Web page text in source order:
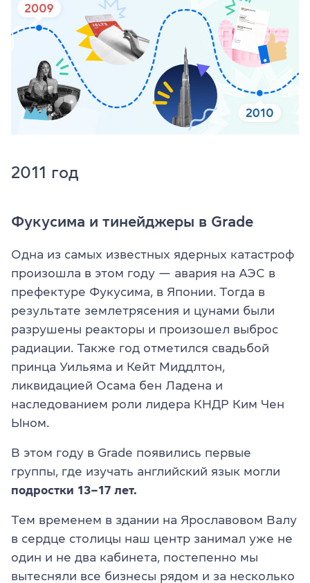
2011 год
Фукусима и тинейджеры в Grade
Одна из самых известных ядерных катастроф
произошла в этом году — авария на АЭС в
префектуре Фукусима, в Японии. Тогда в
результате землетрясения и цунами были
разрушены реакторы и произошел выброс
радиации. Также год отметился свадьбой
принца Уильяма и Кейт Миддлтон,
ликвидацией Осама бен Ладена и
наследованием роли лидера КНДР Ким Чен
Ыном.
В этом году в Grade появились первые
группы, где изучать английский язык могли
подростки 13–17 лет.
Тем временем в здании на Ярославовом Валу
в сердце столицы наш центр занимал уже не
один и не два кабинета, постепенно мы
вытесняли все бизнесы рядом и за несколько